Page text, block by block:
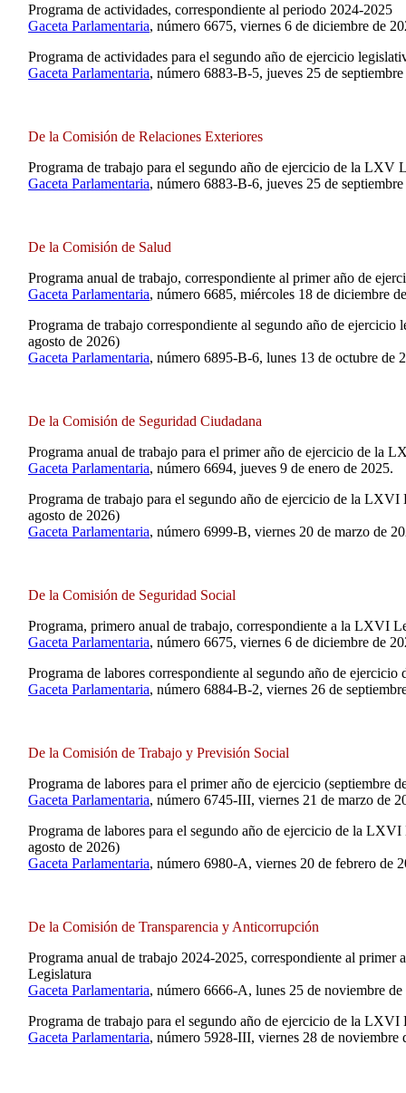
Programa de actividades, correspondiente al periodo 2024-2025
Gaceta Parlamentaria, número 6675, viernes 6 de diciembre de
Programa de actividades para el segundo año de ejercicio
Gaceta Parlamentaria, número 6883-B-5, jueves 25 de
De la Comisión de Relaciones Exteriores
Programa de trabajo para el segundo año de ejercicio de la LXV
Gaceta Parlamentaria, número 6883-B-6, jueves 25 de
De la Comisión de Salud
Programa anual de trabajo, correspondiente al primer año de
Gaceta Parlamentaria, número 6685, miércoles 18 de diciembre
Programa de trabajo correspondiente al segundo año de ejercicio
agosto de 2026)
Gaceta Parlamentaria, número 6895-B-6, lunes 13 de octubre de
De la Comisión de Seguridad Ciudadana
Programa anual de trabajo para el primer año de ejercicio de la
Gaceta Parlamentaria, número 6694, jueves 9 de enero de 2025.
Programa de trabajo para el segundo año de ejercicio de la LXVI
agosto de 2026)
Gaceta Parlamentaria, número 6999-B, viernes 20 de marzo de
De la Comisión de Seguridad Social
Programa, primero anual de trabajo, correspondiente a la LXVI
Gaceta Parlamentaria, número 6675, viernes 6 de diciembre de
Programa de labores correspondiente al segundo año de
Gaceta Parlamentaria, número 6884-B-2, viernes 26 de
De la Comisión de Trabajo y Previsión Social
Programa de labores para el primer año de ejercicio (septiembre
Gaceta Parlamentaria, número 6745-III, viernes 21 de marzo de
Programa de labores para el segundo año de ejercicio de la
agosto de 2026)
Gaceta Parlamentaria, número 6980-A, viernes 20 de febrero de
De la Comisión de Transparencia y Anticorrupción
Programa anual de trabajo 2024-2025, correspondiente al
Legislatura
Gaceta Parlamentaria, número 6666-A, lunes 25 de noviembre de
Programa de trabajo para el segundo año de ejercicio de la LXVI
Gaceta Parlamentaria, número 5928-III, viernes 28 de noviembre